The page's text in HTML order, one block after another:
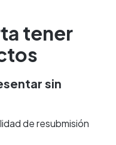
tener
sin
de resubmisión